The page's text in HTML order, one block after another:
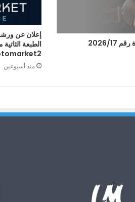
17
إعلان عن
منذ أسبوعين